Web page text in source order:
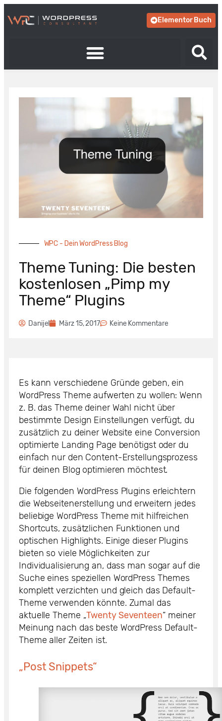
Elementor Buch
WPC - Dein WordPress Blog
Theme Tuning: Die besten
kostenlosen „Pimp my
Theme“ Plugins
Danijel März 15, 2017 Keine Kommentare
Es kann verschiedene Gründe geben, ein
WordPress Theme aufwerten zu wollen: Wenn
z. B. das Theme deiner Wahl nicht über
bestimmte Design Einstellungen verfügt, du
zusätzlich zu deiner Website eine Conversion
optimierte Landing Page benötigst oder du
einfach nur den Content-Erstellungsprozess
für deinen Blog optimieren möchtest.
Die folgenden WordPress Plugins erleichtern
die Webseitenerstellung und erweitern jedes
beliebige WordPress Theme mit hilfreichen
Shortcuts, zusätzlichen Funktionen und
optischen Highlights. Einige dieser Plugins
bieten so viele Möglichkeiten zur
Individualisierung an, dass man sogar auf die
Suche eines speziellen WordPress Themes
komplett verzichten und gleich das Default-
Theme verwenden könnte. Zumal das
aktuelle Theme „Twenty Seventeen“ meiner
Meinung nach das beste WordPress Default-
Theme aller Zeiten ist.
„Post Snippets“